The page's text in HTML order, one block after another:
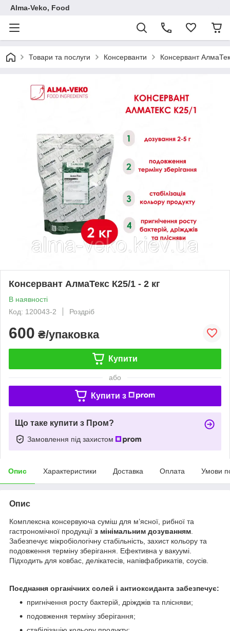
Аlma-Veko, Food
Товари та послуги Консерванти Консервант
Консервант АлмаТекс К25/1 - 2 кг
В наявності
Код: 120043-2
Роздріб
600 ₴/упаковка
Купити
або
Купити з
Що таке купити з Пром?
Замовлення під захистом
Опис Характеристики Доставка Оплата Умови
Опис
Комплексна консервуюча суміш для м’ясної, рибної та
гастрономічної продукції з мінімальним дозуванням
Забезпечує мікробіологічну стабільність, захист кольору та
подовження терміну зберігання. Ефективна у вакуумі.
Підходить для ковбас, делікатесів, напівфабрикатів, соусів.
Поєднання органічних солей і антиоксиданта забезпечує:
пригнічення росту бактерій, дріжджів та плісняви;
подовження терміну зберігання;